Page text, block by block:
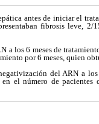
antes de iniciar el
fibrosis leve,
a los 6 meses de
por 6 meses, quien
del ARN a
el número de